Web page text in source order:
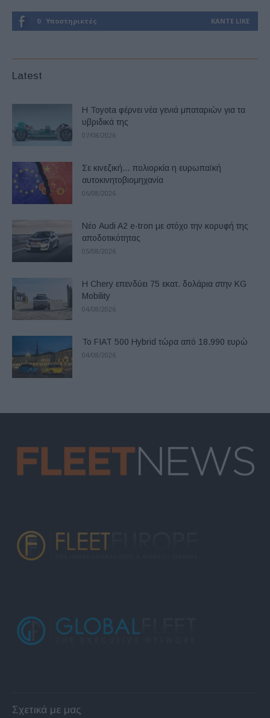
0 Υποστηρικτές ΚΆΝΤΕ LIKE
Latest
Η Toyota φέρνει νέα γενιά μπαταριών για τα
υβριδικά της
07/08/2026
Σε κινεζική… πολιορκία η ευρωπαϊκή
αυτοκινητοβιομηχανία
06/08/2026
Νέο Audi A2 e-tron με στόχο την κορυφή της
αποδοτικότητας
05/08/2026
Η Chery επενδύει 75 εκατ. δολάρια στην KG
Mobility
04/08/2026
Το FIAT 500 Hybrid τώρα από 18.990 ευρώ
04/08/2026
Σχετικά με μας